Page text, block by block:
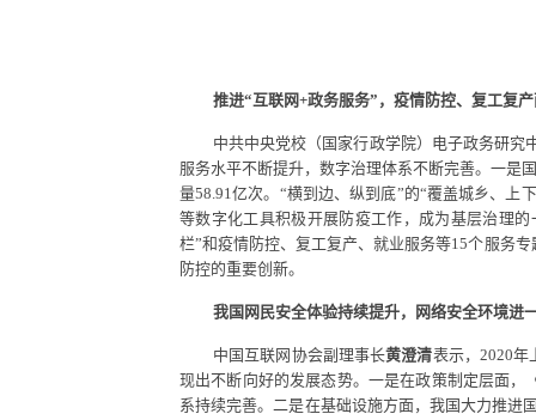
推进“互联网+政务服务” ， 疫情防控、复工复
中共中央党校（国家行政学院）电子政务研究
服务水平不断提升，数字治理体系不断完善。一是
量58.91亿次。“横到边、纵到底”的“覆盖城乡、上
等数字化工具积极开展防疫工作，成为基层治理
栏”和疫情防控、复工复产、就业服务等15个服务专
防控的重要创新。
我国网民安全体验持续提升，网络安全环境进
中国互联网协会副理事长黄澄清表示， 2020年
现出不断向好的发展态势。一是在政策制定层面
系持续完善。二是在基础设施方面，我国大力推进